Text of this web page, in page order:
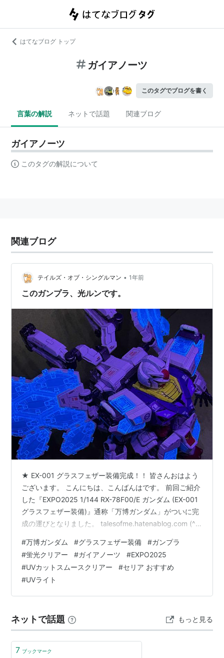
はてなブログ トップ
ガイアノーツ
このタグでブログを書く
言葉の解説 ネットで話題 関連ブログ
ガイアノーツ
このタグの解説について
関連ブログ
テイルズ・オブ・シングルマン • 1年前
このガンプラ、光ルンです。
★ EX-001 グラスフェザー装備完成！！ 皆さんおはよう
ございます。 こんにちは、こんばんはです。 前回ご紹介
した『EXPO2025 1/144 RX-78F00/E ガンダム (EX-001
グラスフェザー装備)』通称「万博ガンダム」がついに完
成の運びとなりました。 talesofme.hatenablog.com (^-
ラの実に5倍以上の作業時間を費やした(ある意味)大作で
す。 （ー。一）ｸﾞｯﾀﾘ・・・ 特徴的なグラスフェザー装
備のソーラーパネル部分は、シルバーのシールを貼った
後、ブルーのクリアパーツをはめ込みます。 ■「グ…
#万博ガンダム #グラスフェザー装備 #ガンプラ
#蛍光クリアー #ガイアノーツ #EXPO2025
#UVカットスムースクリアー #セリア おすすめ
#UVライト
ネットで話題 もっと見る
7 ブックマーク